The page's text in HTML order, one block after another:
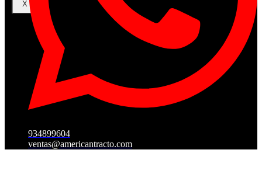
X
934899604
ventas@americantracto.com